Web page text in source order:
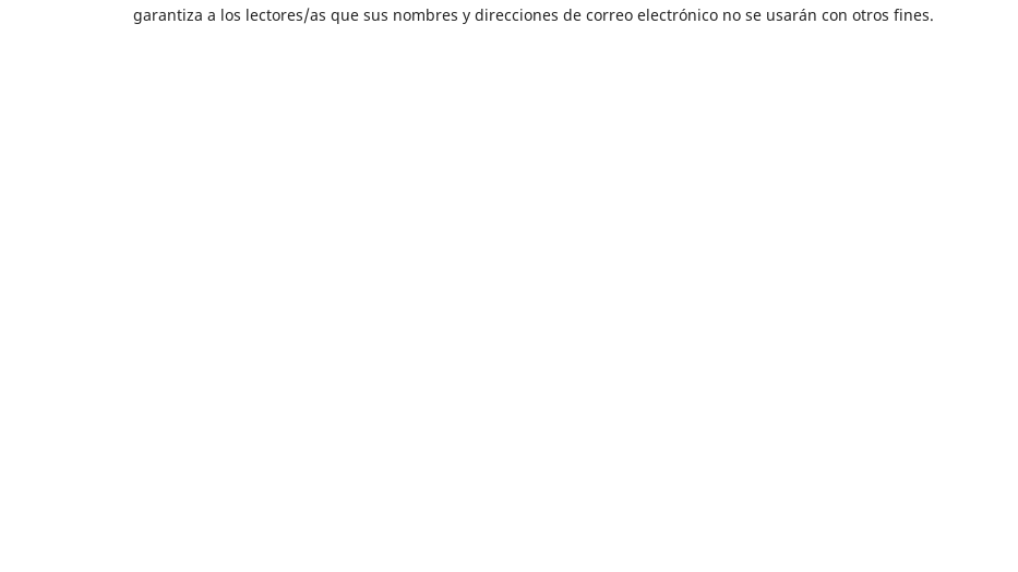
garantiza a los lectores/as que sus nombres y direcciones de correo electrónico no se usarán con otros fines.